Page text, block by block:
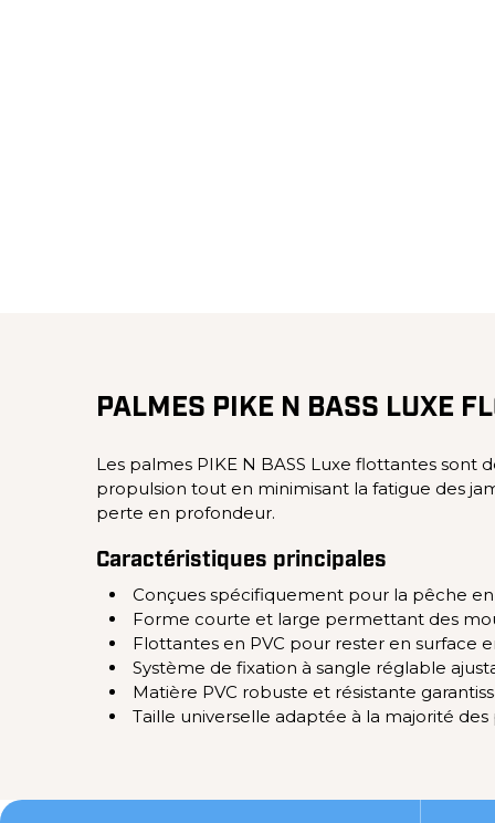
PALMES PIKE N BASS LUXE
Les palmes PIKE N BASS Luxe flottantes
propulsion tout en minimisant la fatigue des
perte en profondeur.
Caractéristiques principales
Conçues spécifiquement pour la pêche
Forme courte et large permettant des
Flottantes en PVC pour rester en surface
Système de fixation à sangle réglable
Matière PVC robuste et résistante
Taille universelle adaptée à la majorité